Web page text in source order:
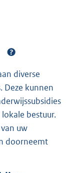
Deze kunnen
bestuur.
uw
doorneemt